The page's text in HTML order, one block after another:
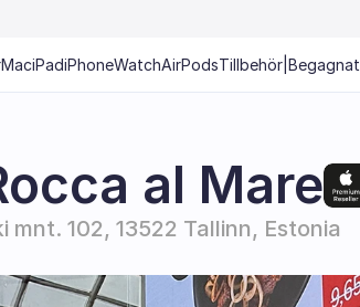
al Mare
102, 13522 Tallinn, Estonia
MaciPadiPhoneWatchAirPodsTillbehör Begagnat